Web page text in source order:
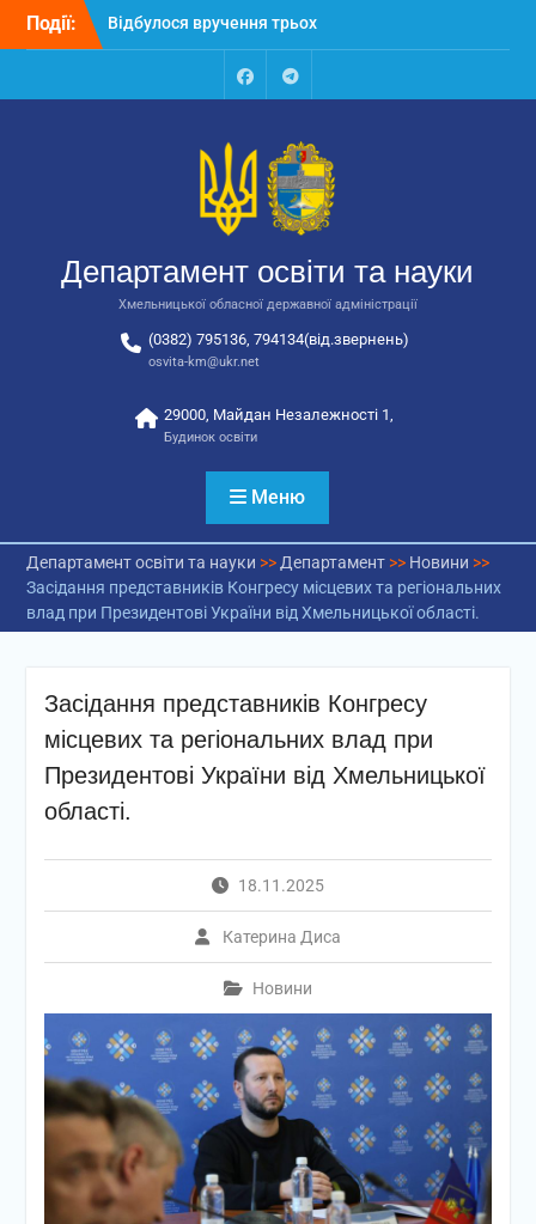
Перейти
Події:
Відбулося засідання
колегії Департаменту
освіти та науки обласної
державної адміністрації
відповідальних за
національно-патріотичне
автобусів для потреб
закладів освіти
FacebookTalegram
Департамент освіти та науки
Хмельницької обласної державної адміністрації
(0382) 795136, 794134(від.звернень)
osvita-km@ukr.net
29000, Майдан Незалежності 1,
Будинок освіти
Меню
Департамент освіти та науки >> Департамент>> Новини >>
Засідання представників Конгресу місцевих та регіональних
влад при Президентові України від Хмельницької області.
Засідання представників Конгресу
місцевих та регіональних влад при
Президентові України від Хмельницької
області.
18.11.2025
Катерина Диса
Новини